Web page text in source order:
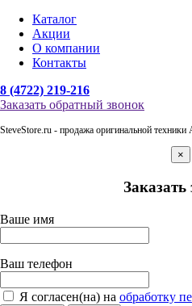
Каталог
Акции
О компании
Контакты
8 (4722) 219-216
Заказать обратный звонок
SteveStore.ru - продажа оригинальной техники
×
Заказать
Ваше имя
Ваш телефон
Я согласен(на) на обработку